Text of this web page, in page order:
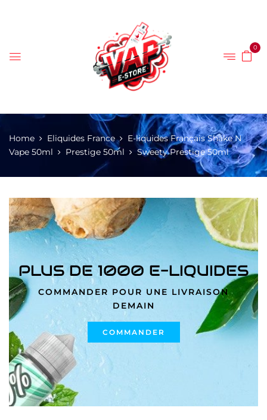
0
Home Eliquides France
E-liquides Français Shake N
Vape 50ml
Prestige 50ml Sweety Prestige 50ml
PLUS DE 1000 E-LIQUIDES
COMMANDER POUR UNE LIVRAISON
DEMAIN
COMMANDER